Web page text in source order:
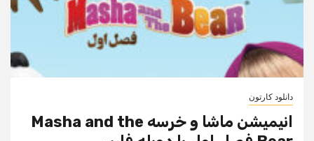
دانلود کارتون
انیمیشن ماشا و خرسه Masha and the